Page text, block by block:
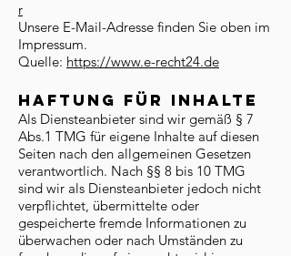
r
Unsere E-Mail-Adresse finden Sie oben im
Impressum.
Quelle: https://www.e-recht24.de
Haftung für Inhalte
Als Diensteanbieter sind wir gemäß § 7
Abs.1 TMG für eigene Inhalte auf diesen
Seiten nach den allgemeinen Gesetzen
verantwortlich. Nach §§ 8 bis 10 TMG
sind wir als Diensteanbieter jedoch nicht
verpflichtet, übermittelte oder
gespeicherte fremde Informationen zu
überwachen oder nach Umständen zu